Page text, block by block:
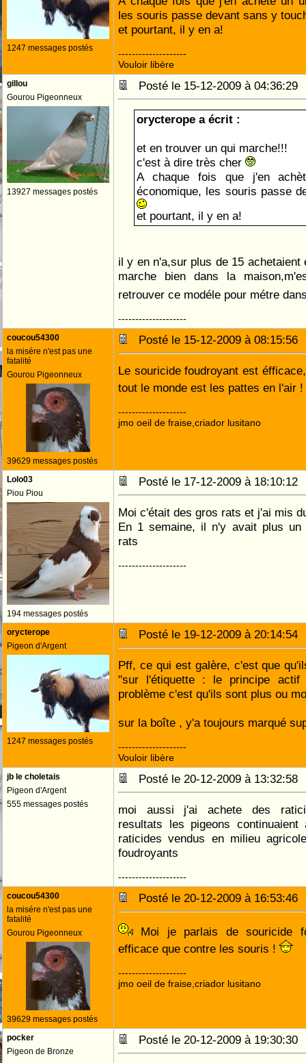
1247 messages postés
les souris passe devant sans y
et pourtant, il y en a!
--------------------
Vouloir libère
gillou
Gourou Pigeonneux
13927 messages postés
Posté le 15-12-2009 à
orycterope a écrit :
et en trouver un qui marche!!!
c'est à dire très cher
A chaque fois que j'en
économique, les souris passe
et pourtant, il y en a!
il y en n'a,sur plus de 15 achetaient
marche bien dans la
retrouver ce modéle pour métre
--------------------
coucou54300
la misére n'est pas une
fatalité
Gourou Pigeonneux
39629 messages postés
Posté le 15-12-2009 à
Le souricide foudroyant est
tout le monde est les pattes en l'air !
--------------------
jmo oeil de fraise,criador lusitano
Lolo03
Piou Piou
194 messages postés
Posté le 17-12-2009 à
Moi c'était des gros rats et j'ai mis
En 1 semaine, il n'y avait plus un
rats
--------------------
orycterope
Pigeon d'Argent
1247 messages postés
Posté le 19-12-2009 à
Pff, ce qui est galère, c'est que
"sur l'étiquette : le principe
problème c'est qu'ils sont plus ou
sur la boîte , y'a toujours marqué
--------------------
Vouloir libère
jb le choletais
Pigeon d'Argent
555 messages postés
Posté le 20-12-2009 à
moi aussi j'ai achete des
resultats les pigeons
raticides vendus en milieu
foudroyants
--------------------
coucou54300
la misére n'est pas une
fatalité
Gourou Pigeonneux
39629 messages postés
Posté le 20-12-2009 à
Moi je parlais de souricide
efficace que contre les souris !
--------------------
jmo oeil de fraise,criador lusitano
pocker
Pigeon de Bronze
Posté le 20-12-2009 à